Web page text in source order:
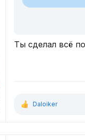
Ты сделал всё
Р
Daloiker